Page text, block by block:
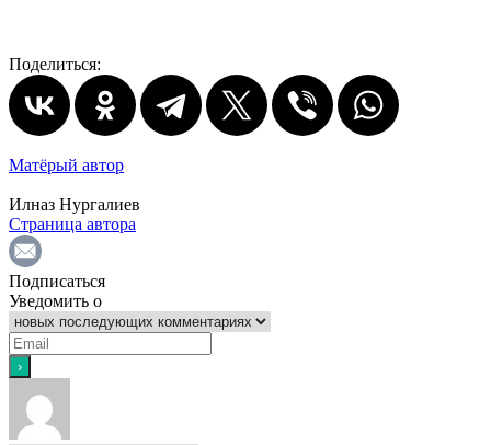
Поделиться:
Матёрый автор
Илназ Нургалиев
Страница автора
Подписаться
Уведомить о